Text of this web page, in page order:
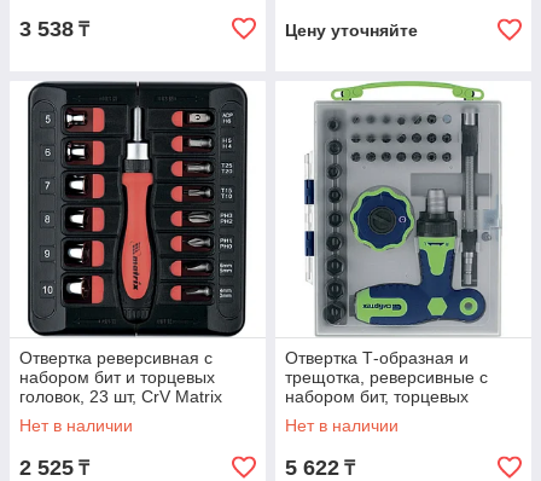
3 538 ₸ Цену уточняйте
Отвертка реверсивная с
набором бит и торцевых
головок, 23 шт, CrV Matrix
Нет в наличии
2 525 ₸
Отвертка Т-образная и
трещотка, реверсивные с
набором бит, торцевых
головок, 34 предмета, CrV
Сибртех
Нет в наличии
5 622 ₸